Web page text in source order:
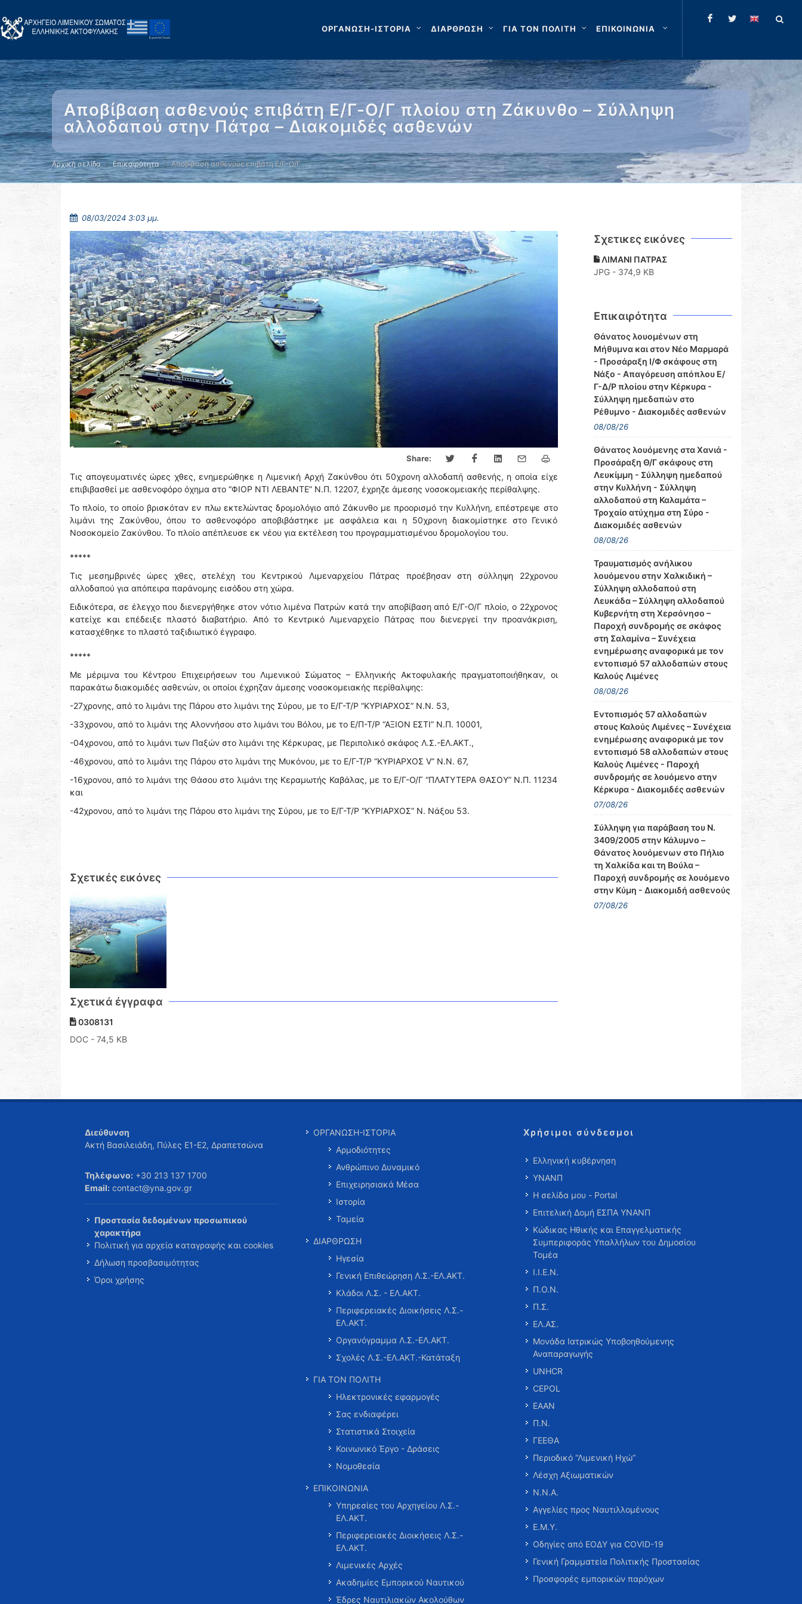
ΟΡΓΑΝΩΣΗ-ΙΣΤΟΡΙΑ ΔΙΑΡΘΡΩΣΗ ΓΙΑ ΤΟΝ ΠΟΛΙΤΗ ΕΠΙΚΟΙΝΩΝΙΑ
Αποβίβαση ασθενούς επιβάτη Ε/Γ-Ο/Γ πλοίου στη Ζάκυνθο – Σύλληψη
αλλοδαπού στην Πάτρα – Διακομιδές ασθενών
Αρχική σελίδα Επικαιρότητα Αποβίβαση ασθενούς επιβάτη Ε/Γ-Ο/Γ …
08/03/2024 3:03 μμ.
Share:
Τις απογευματινές ώρες χθες, ενημερώθηκε η Λιμενική Αρχή Ζακύνθου ότι 50χρονη αλλοδαπή ασθενής, η οποία είχε
επιβιβασθεί με ασθενοφόρο όχημα στο “ΦΙΟΡ ΝΤΙ ΛΕΒΑΝΤΕ” N.Π. 12207, έχρηζε άμεσης νοσοκομειακής περίθαλψης.
Το πλοίο, το οποίο βρισκόταν εν πλω εκτελώντας δρομολόγιο από Ζάκυνθο με προορισμό την Κυλλήνη, επέστρεψε στο
λιμάνι της Ζακύνθου, όπου το ασθενοφόρο αποβιβάστηκε με ασφάλεια και η 50χρονη διακομίστηκε στο Γενικό
Νοσοκομείο Ζακύνθου. Το πλοίο απέπλευσε εκ νέου για εκτέλεση του προγραμματισμένου δρομολογίου του.
*****
Τις μεσημβρινές ώρες χθες, στελέχη του Κεντρικού Λιμεναρχείου Πάτρας προέβησαν στη σύλληψη 22χρονου
αλλοδαπού για απόπειρα παράνομης εισόδου στη χώρα.
Ειδικότερα, σε έλεγχο που διενεργήθηκε στον νότιο λιμένα Πατρών κατά την αποβίβαση από Ε/Γ-Ο/Γ πλοίο, ο 22χρονος
κατείχε και επέδειξε πλαστό διαβατήριο. Από το Κεντρικό Λιμεναρχείο Πάτρας που διενεργεί την προανάκριση,
κατασχέθηκε το πλαστό ταξιδιωτικό έγγραφο.
*****
Με μέριμνα του Κέντρου Επιχειρήσεων του Λιμενικού Σώματος – Ελληνικής Ακτοφυλακής πραγματοποιήθηκαν, οι
παρακάτω διακομιδές ασθενών, οι οποίοι έχρηζαν άμεσης νοσοκομειακής περίθαλψης:
-27χρονης, από το λιμάνι της Πάρου στο λιμάνι της Σύρου, με το Ε/Γ-Τ/Ρ “ΚΥΡΙΑΡΧΟΣ” Ν.N. 53,
-33χρονου, από το λιμάνι της Αλοννήσου στο λιμάνι του Βόλου, με το Ε/Π-Τ/Ρ “ΑΞΙΟΝ ΕΣΤΙ” Ν.Π. 10001,
-04χρονου, από το λιμάνι των Παξών στο λιμάνι της Κέρκυρας, με Περιπολικό σκάφος Λ.Σ.-ΕΛ.ΑΚΤ.,
-46χρονου, από το λιμάνι της Πάρου στο λιμάνι της Μυκόνου, με το Ε/Γ-Τ/Ρ “ΚΥΡΙΑΡΧΟΣ V” Ν.N. 67,
-16χρονου, από το λιμάνι της Θάσου στο λιμάνι της Κεραμωτής Καβάλας, με το Ε/Γ-Ο/Γ “ΠΛΑΤΥΤΕΡΑ ΘΑΣΟΥ” Ν.Π. 11234
και
-42χρονου, από το λιμάνι της Πάρου στο λιμάνι της Σύρου, με το Ε/Γ-Τ/Ρ “ΚΥΡΙΑΡΧΟΣ” Ν. Νάξου 53.
Σχετικές εικόνες
Σχετικά έγγραφα
0308131
DOC - 74,5 KB
Σχετικες εικόνες
ΛΙΜΑΝΙ ΠΑΤΡΑΣ
JPG - 374,9 KB
Επικαιρότητα
Θάνατος λουομένων στη
Μήθυμνα και στον Νέο Μαρμαρά
- Προσάραξη Ι/Φ σκάφους στη
Νάξο - Απαγόρευση απόπλου Ε/
Γ-Δ/Ρ πλοίου στην Κέρκυρα -
Σύλληψη ημεδαπών στο
Ρέθυμνο - Διακομιδές ασθενών
08/08/26
Θάνατος λουόμενης στα Χανιά -
Προσάραξη Θ/Γ σκάφους στη
Λευκίμμη - Σύλληψη ημεδαπού
στην Κυλλήνη - Σύλληψη
αλλοδαπού στη Καλαμάτα –
Τροχαίο ατύχημα στη Σύρο -
Διακομιδές ασθενών
08/08/26
Τραυματισμός ανήλικου
λουόμενου στην Χαλκιδική –
Σύλληψη αλλοδαπού στη
Λευκάδα – Σύλληψη αλλοδαπού
Κυβερνήτη στη Χερσόνησο –
Παροχή συνδρομής σε σκάφος
στη Σαλαμίνα – Συνέχεια
ενημέρωσης αναφορικά με τον
εντοπισμό 57 αλλοδαπών στους
Καλούς Λιμένες
08/08/26
Εντοπισμός 57 αλλοδαπών
στους Καλούς Λιμένες – Συνέχεια
ενημέρωσης αναφορικά με τον
εντοπισμό 58 αλλοδαπών στους
Καλούς Λιμένες - Παροχή
συνδρομής σε λουόμενο στην
Κέρκυρα - Διακομιδές ασθενών
07/08/26
Σύλληψη για παράβαση του Ν.
3409/2005 στην Κάλυμνο –
Θάνατος λουόμενων στο Πήλιο
τη Χαλκίδα και τη Βούλα –
Παροχή συνδρομής σε λουόμενο
στην Κύμη - Διακομιδή ασθενούς
07/08/26
Διεύθυνση
Ακτή Βασιλειάδη, Πύλες Ε1-Ε2, Δραπετσώνα
Τηλέφωνο: +30 213 137 1700
Email: contact@yna.gov.gr
Προστασία δεδομένων προσωπικού
χαρακτήρα
Πολιτική για αρχεία καταγραφής και cookies
Δήλωση προσβασιμότητας
Όροι χρήσης
ΟΡΓΑΝΩΣΗ-ΙΣΤΟΡΙΑ
Αρμοδιότητες
Ανθρώπινο Δυναμικό
Επιχειρησιακά Μέσα
Ιστορία
Ταμεία
ΔΙΑΡΘΡΩΣΗ
Ηγεσία
Γενική Επιθεώρηση Λ.Σ.-ΕΛ.ΑΚΤ.
Κλάδοι Λ.Σ. - ΕΛ.ΑΚΤ.
Περιφερειακές Διοικήσεις Λ.Σ.-
ΕΛ.ΑΚΤ.
Οργανόγραμμα Λ.Σ.-ΕΛ.ΑΚΤ.
Σχολές Λ.Σ.-ΕΛ.ΑΚΤ.-Κατάταξη
ΓΙΑ ΤΟΝ ΠΟΛΙΤΗ
Ηλεκτρονικές εφαρμογές
Σας ενδιαφέρει
Στατιστικά Στοιχεία
Κοινωνικό Έργο - Δράσεις
Νομοθεσία
ΕΠΙΚΟΙΝΩΝΙΑ
Υπηρεσίες του Αρχηγείου Λ.Σ.-
ΕΛ.ΑΚΤ.
Περιφερειακές Διοικήσεις Λ.Σ.-
ΕΛ.ΑΚΤ.
Λιμενικές Αρχές
Ακαδημίες Εμπορικού Ναυτικού
Έδρες Ναυτιλιακών Ακολούθων
Χρήσιμοι σύνδεσμοι
Ελληνική κυβέρνηση
ΥΝΑΝΠ
Η σελίδα μου - Portal
Επιτελική Δομή ΕΣΠΑ ΥΝΑΝΠ
Κώδικας Ηθικής και Επαγγελματικής
Συμπεριφοράς Υπαλλήλων του Δημοσίου
Τομέα
Ι.Ι.Ε.Ν.
Π.Ο.Ν.
Π.Σ.
ΕΛ.ΑΣ.
Μονάδα Ιατρικώς Υποβοηθούμενης
Αναπαραγωγής
UNHCR
CEPOL
ΕΑΑΝ
Π.Ν.
ΓΕΕΘΑ
Περιοδικό “Λιμενική Ηχώ”
Λέσχη Αξιωματικών
Ν.Ν.Α.
Αγγελίες προς Ναυτιλλομένους
Ε.Μ.Υ.
Οδηγίες από ΕΟΔΥ για COVID-19
Γενική Γραμματεία Πολιτικής Προστασίας
Προσφορές εμπορικών παρόχων